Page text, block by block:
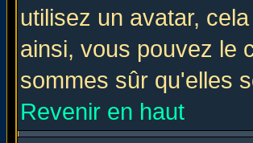
utilisez un avatar,
ainsi, vous pouvez le
sommes sûr qu'elles
Revenir en haut